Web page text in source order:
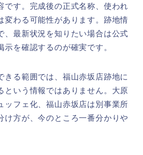
です。完成後の正式名称、使われ
変わる可能性があります。跡地情
、最新状況を知りたい場合は公式
示を確認するのが確実です。
きる範囲では、福山赤坂店跡地に
という情報ではありません。大原
ッフェ化、福山赤坂店は別事業所
け方が、今のところ一番分かりや